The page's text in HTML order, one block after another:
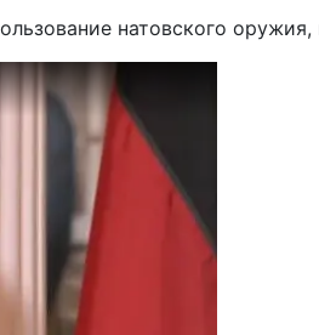
натовского